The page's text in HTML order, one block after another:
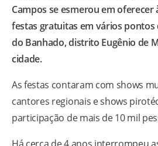
Campos se esmerou em oferecer
festas gratuitas em vários pontos
do Banhado, distrito Eugênio de
cidade.
As festas contaram com shows
cantores regionais e shows
participação de mais de 10 mil